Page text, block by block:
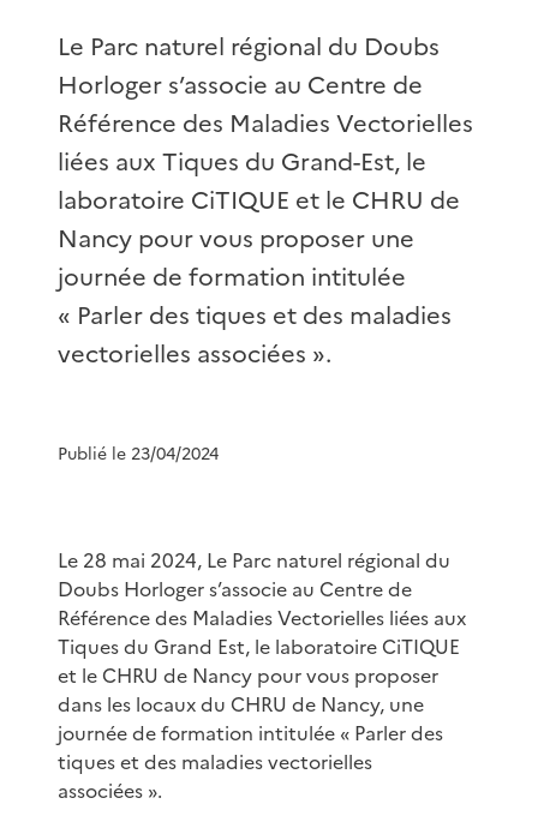
Le Parc naturel régional du Doubs
Horloger s’associe au Centre de
Référence des Maladies Vectorielles
liées aux Tiques du Grand-Est, le
laboratoire CiTIQUE et le CHRU de
Nancy pour vous proposer une
journée de formation intitulée
« Parler des tiques et des maladies
vectorielles associées ».
Publié le 23/04/2024
Le 28 mai 2024, Le Parc naturel régional du
Doubs Horloger s’associe au Centre de
Référence des Maladies Vectorielles liées aux
Tiques du Grand Est, le laboratoire CiTIQUE
et le CHRU de Nancy pour vous proposer
dans les locaux du CHRU de Nancy, une
journée de formation intitulée « Parler des
tiques et des maladies vectorielles
associées ».